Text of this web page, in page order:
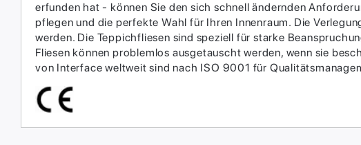
erfunden hat - können Sie den sich schnell ändernden
pflegen und die perfekte Wahl für Ihren Innenraum.​ Die
werden.​ Die Teppichfliesen sind speziell für starke
Fliesen können problemlos ausgetauscht werden, wenn sie
von Interface weltweit sind nach ISO 9001 für